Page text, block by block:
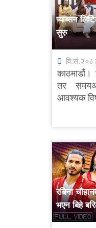
प्याब्सन
सुरु
काठमाडौं।
तर
आवश्यक
रबिना
भएन बिहे